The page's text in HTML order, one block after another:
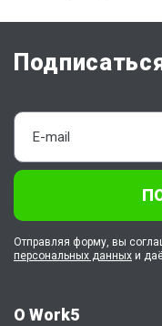
О Work5
Отправляя форму, вы
персональных данных и